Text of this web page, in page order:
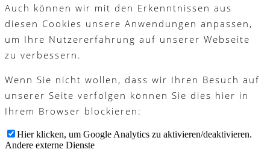
Auch können wir mit den Erkenntnissen aus
diesen Cookies unsere Anwendungen anpassen,
um Ihre Nutzererfahrung auf unserer Webseite
zu verbessern.
Wenn Sie nicht wollen, dass wir Ihren Besuch auf
unserer Seite verfolgen können Sie dies hier in
Ihrem Browser blockieren:
Hier klicken, um Google Analytics zu aktivieren/deaktivieren.
Andere externe Dienste